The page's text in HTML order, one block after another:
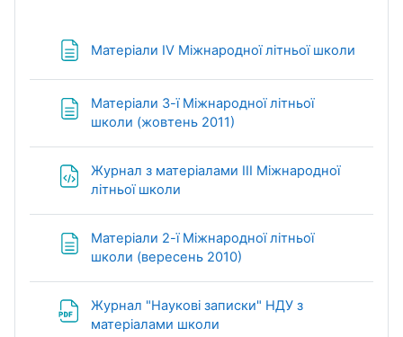
Матеріали IV Міжнародної літньої школи
Матеріали 3-ї Міжнародної літньої
школи (жовтень 2011)
Журнал з матеріалами ІІІ Міжнародної
літньої школи
Матеріали 2-ї Міжнародної літньої
школи (вересень 2010)
Журнал "Наукові записки" НДУ з
матеріалами школи